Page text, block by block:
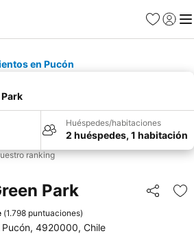
Favoritos
Iniciar
en Pucón
Huéspedes/habitaciones
2 huéspedes, 1 habitación
ranking
Park Compartir
(1.798 puntuaciones)
4920000, Chile